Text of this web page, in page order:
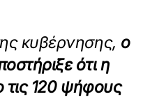
κυβέρνησης, ο
ότι η
τις 120 ψήφους